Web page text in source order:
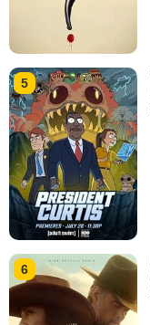
5
6